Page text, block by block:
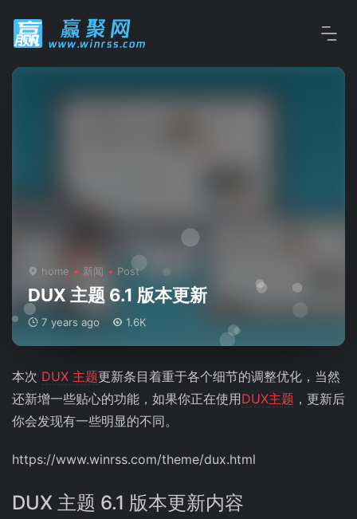
home 新闻 Post
DUX 主题 6.1 版本更新
7 years ago 1.6K
本次 DUX 主题更新条目着重于各个细节的调整优化，当然
还新增一些贴心的功能，如果你正在使用DUX主题 ，更新后
你会发现有一些明显的不同。
https://www.winrss.com/theme/dux.html
DUX 主题 6.1 版本更新内容